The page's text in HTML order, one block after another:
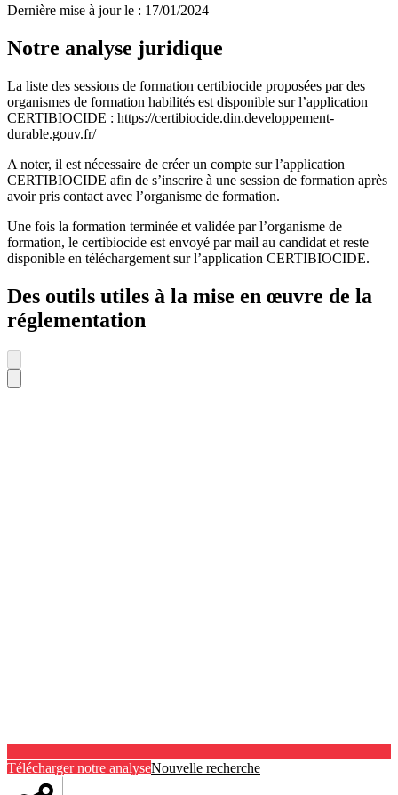
Dernière mise à jour le : 17/01/2024
Notre analyse juridique
La liste des sessions de formation certibiocide proposées par des
organismes de formation habilités est disponible sur l’application
CERTIBIOCIDE : https://certibiocide.din.developpement-
durable.gouv.fr/
A noter, il est nécessaire de créer un compte sur l’application
CERTIBIOCIDE afin de s’inscrire à une session de formation après
avoir pris contact avec l’organisme de formation.
Une fois la formation terminée et validée par l’organisme de
formation, le certibiocide est envoyé par mail au candidat et reste
disponible en téléchargement sur l’application CERTIBIOCIDE.
Des outils utiles à la mise en œuvre de la
réglementation
Télécharger notre analyseNouvelle recherche